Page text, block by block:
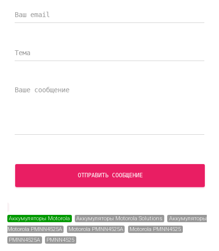
ОТПРАВИТЬ СООБЩЕНИЕ
Аккумуляторы Motorola Аккумуляторы Motorola Solutions
Аккумуляторы
Motorola PMNN4525A
Motorola PMNN4525A
Motorola PMNN4525
PMNN4525A
PMNN4525